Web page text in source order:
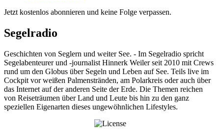
Jetzt kostenlos abonnieren und keine Folge verpassen.
Segelradio
Geschichten von Seglern und weiter See. - Im Segelradio spricht
Segelabenteurer und -journalist Hinnerk Weiler seit 2010 mit Crews
rund um den Globus über Segeln und Leben auf See. Teils live im
Cockpit vor weißen Palmenstränden, am Polarkreis oder auch über
das Internet auf der anderen Seite der Erde. Die Themen reichen
von Reiseträumen über Land und Leute bis hin zu den ganz
speziellen Eigenarten dieses ungewöhnlichen Lifestyles.